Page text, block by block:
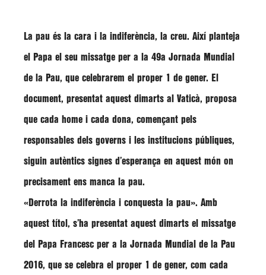
La pau és la cara i la indiferència, la creu. Així planteja
el Papa el seu missatge per a la 49a Jornada Mundial
de la Pau, que celebrarem el proper 1 de gener. El
document, presentat aquest dimarts al Vaticà, proposa
que cada home i cada dona, començant pels
responsables dels governs i les institucions públiques,
siguin autèntics signes d’esperança en aquest món on
precisament ens manca la pau.
«Derrota la indiferència i conquesta la pau». Amb
aquest títol, s’ha presentat aquest dimarts el missatge
del Papa Francesc per a la Jornada Mundial de la Pau
2016, que se celebra el proper 1 de gener, com cada